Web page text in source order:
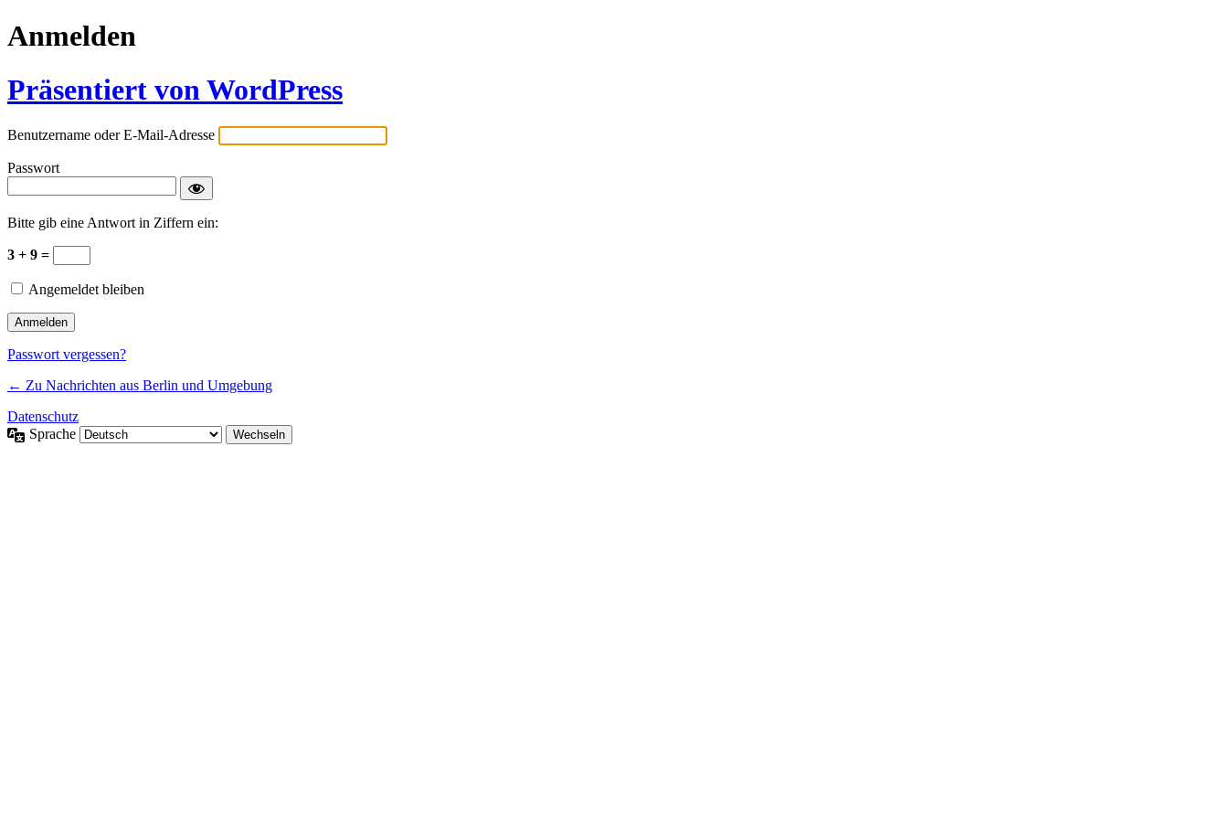
Anmelden
Präsentiert von WordPress
Benutzername oder E-Mail-Adresse
Passwort
Bitte gib eine Antwort in Ziffern ein:
3 + 9 =
Angemeldet bleiben
Passwort vergessen?
← Zu Nachrichten aus Berlin und Umgebung
Datenschutz
Sprache